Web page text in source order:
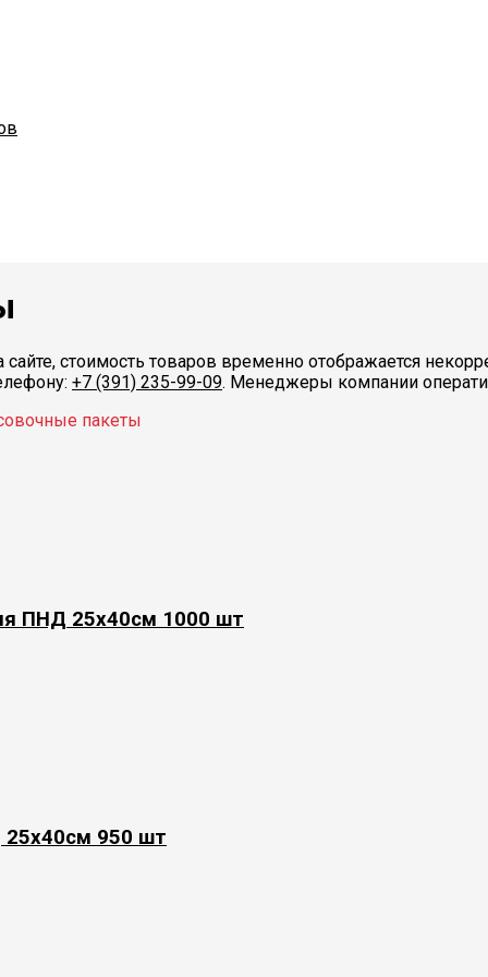
стоимость товаров временно отображается
+7 (391) 235-99-09. Менеджеры компании
пакеты
ПНД 25х40см 1000 шт
950 шт